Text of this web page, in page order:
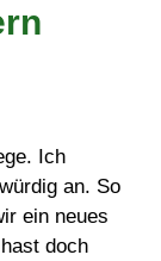
Ich
an. So
ein neues
doch